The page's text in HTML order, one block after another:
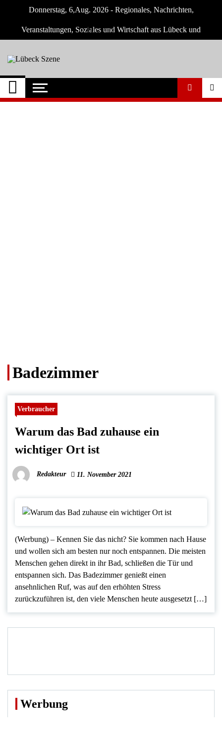
content
Donnerstag, 6,Aug. 2026 - Regionales, Nachrichten,
Veranstaltungen, Soziales und Wirtschaft aus Lübeck und
Lübeck Szene
Neuigkeiten und Nachrichten aus Lübeck
und Umgebeung
Badezimmer
Verbraucher
Warum das Bad zuhause ein
wichtiger Ort ist
Redakteur 11. November 2021
(Werbung) – Kennen Sie das nicht? Sie kommen nach Hause
und wollen sich am besten nur noch entspannen. Die meisten
Menschen gehen direkt in ihr Bad, schließen die Tür und
entspannen sich. Das Badezimmer genießt einen
ansehnlichen Ruf, was auf den erhöhten Stress
zurückzuführen ist, den viele Menschen heute ausgesetzt […]
Werbung